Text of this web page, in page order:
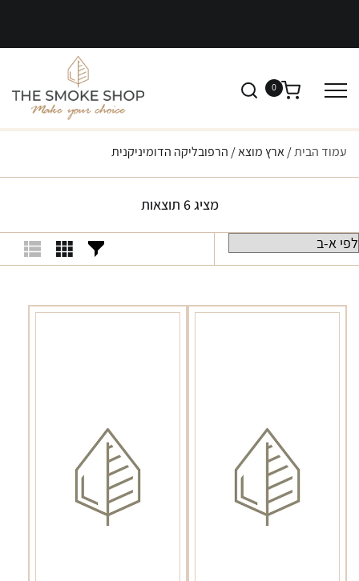
0
עמוד הבית/ ארץ מוצא / הרפובליקה הדומיניקנית
מציג 6 תוצאות